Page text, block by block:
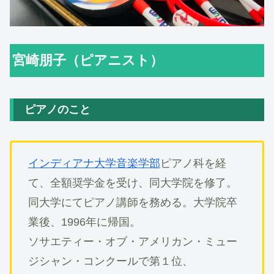
宮崎朋子（ピアニスト）
ピアノのこと
インディアナ大学音楽学部 ピアノ科を経
て、全額奨学金を受け、同大学院を修了。
同大学にてピアノ講師を務める。大学院卒
業後、1996年に帰国。
ソサエティー・オブ・アメリカン・ミュー
ジシャン・コンクールで第１位、